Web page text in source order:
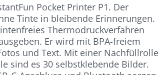
Pocket Printer P1. Der
Tinte in bleibende Erinnerungen.
Thermodruckverfahren
Er wird mit BPA-freiem
und Text. Mit einer Nachfüllrolle
sind es 30 selbstklebende Bilder.